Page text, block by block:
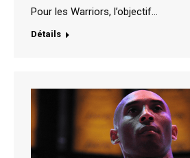
Pour les Warriors, l’objectif…
Détails